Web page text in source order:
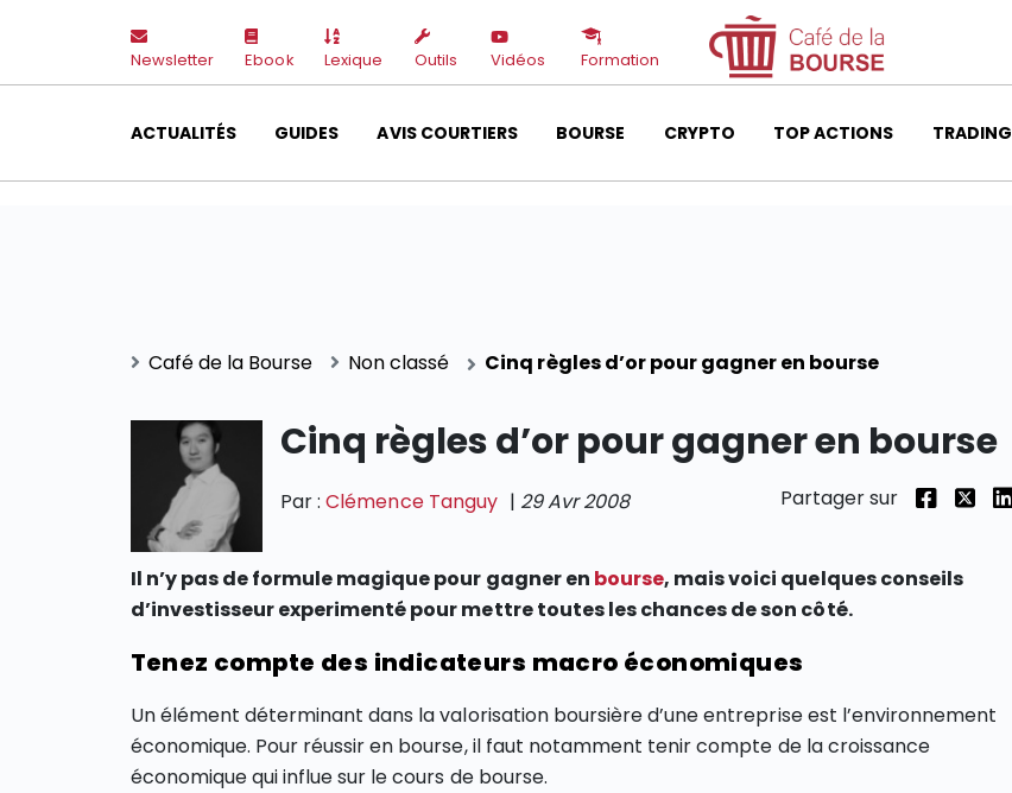
Newsletter Ebook Lexique Outils Vidéos Formation
ACTUALITÉS GUIDES AVIS COURTIERS BOURSE CRYPTO TOP ACTIONS TRADING
Café de la Bourse Non classé Cinq règles d’or pour gagner en bourse
Cinq règles d’or pour gagner en bourse
Par :Clémence Tanguy | 29 Avr 2008 Partager sur
Il n’y pas de formule magique pour gagner en bourse, mais voici quelques conseils
d’investisseur experimenté pour mettre toutes les chances de son côté.
Tenez compte des indicateurs macro économiques
Un élément déterminant dans la valorisation boursière d’une entreprise est l’environnement
économique. Pour réussir en bourse, il faut notamment tenir compte de la croissance
économique qui influe sur le cours de bourse.